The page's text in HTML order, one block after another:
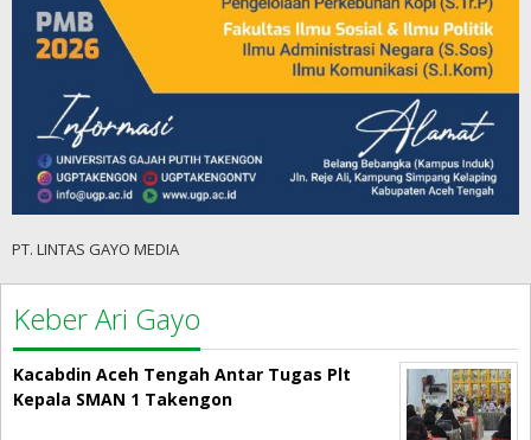
PT. LINTAS GAYO MEDIA
Keber Ari Gayo
Kacabdin Aceh Tengah Antar Tugas Plt
Kepala SMAN 1 Takengon